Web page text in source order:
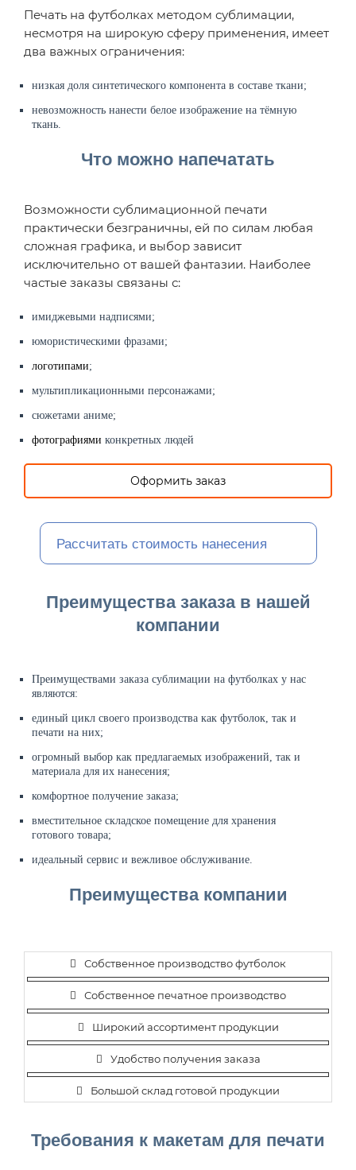
Печать на футболках методом сублимации,
несмотря на широкую сферу применения, имеет
два важных ограничения:
низкая доля синтетического компонента в составе ткани;
невозможность нанести белое изображение на тёмную
ткань.
Что можно напечатать
Возможности сублимационной печати
практически безграничны, ей по силам любая
сложная графика, и выбор зависит
исключительно от вашей фантазии. Наиболее
частые заказы связаны с:
имиджевыми надписями;
юмористическими фразами;
логотипами;
мультипликационными персонажами;
сюжетами аниме;
фотографиями конкретных людей
Оформить заказ
Рассчитать стоимость нанесения
Преимущества заказа в нашей
компании
Преимуществами заказа сублимации на футболках у нас
являются:
единый цикл своего производства как футболок, так и
печати на них;
огромный выбор как предлагаемых изображений, так и
материала для их нанесения;
комфортное получение заказа;
вместительное складское помещение для хранения
готового товара;
идеальный сервис и вежливое обслуживание.
Преимущества компании
Собственное производство футболок
Собственное печатное производство
Широкий ассортимент продукции
Удобство получения заказа
Большой склад готовой продукции
Требования к макетам для печати